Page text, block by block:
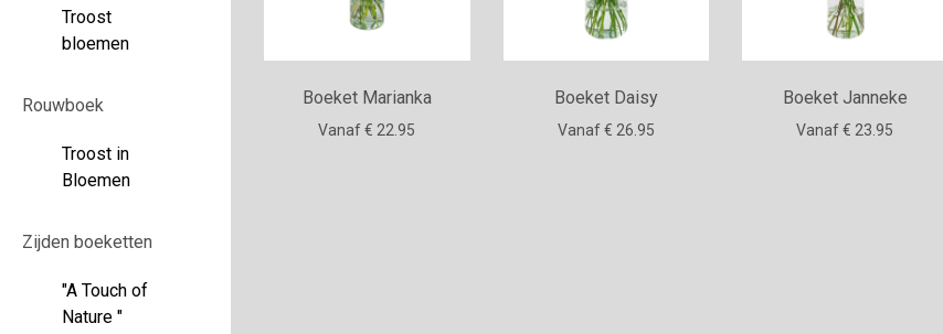
Troost
bloemen
Rouwboek
Troost in
Bloemen
Zijden boeketten
"A Touch of
Nature "
Boeket Marianka
Vanaf € 22.95
Boeket Daisy
Vanaf € 26.95
Boeket Janneke
Vanaf € 23.95